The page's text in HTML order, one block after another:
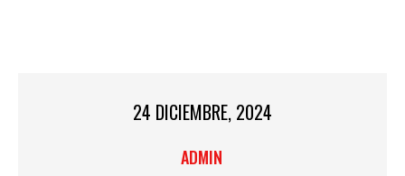
24 DICIEMBRE, 2024
ADMIN